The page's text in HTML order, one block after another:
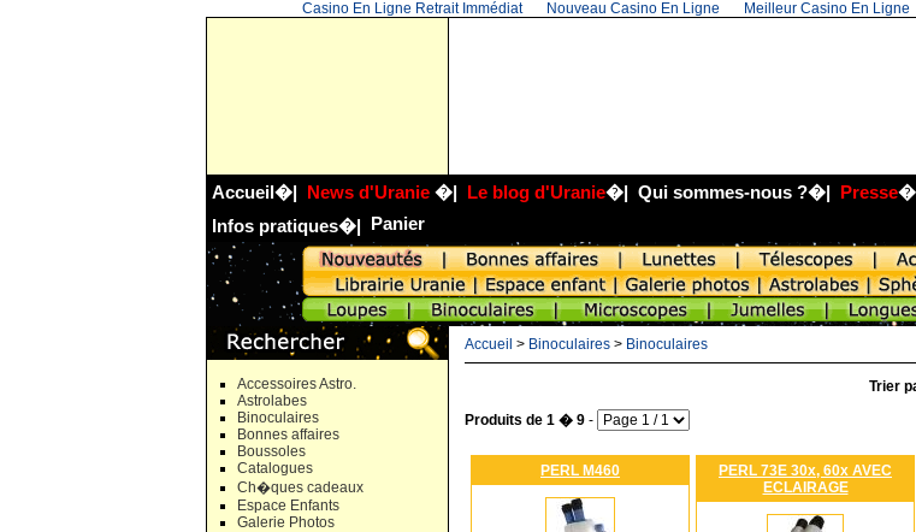
Casino En Ligne Retrait Immédiat Nouveau Casino En Ligne Meilleur Casino En Ligne
Accueil�| News d'Uranie �| Le blog d'Uranie�| Qui sommes-nous ?�| Presse
Infos pratiques�| Panier
Accessoires Astro.
Astrolabes
Binoculaires
Bonnes affaires
Boussoles
Catalogues
Ch�ques cadeaux
Espace Enfants
Galerie Photos
Accueil > Binoculaires > Binoculaires
Trier
Produits de 1 � 9 -
PERL M460
PERL 73E 30x, 60x AVEC
ECLAIRAGE